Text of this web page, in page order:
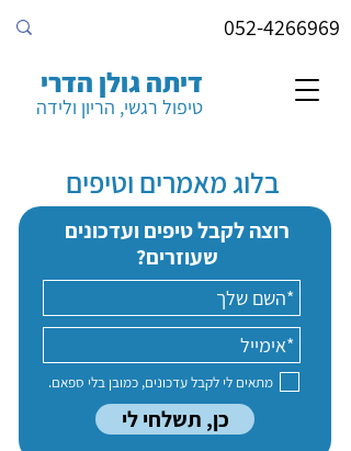
דיתה גולן הדרי
טיפול רגשי, הריון ולידה
052-4266969
בלוג מאמרים וטיפים
רוצה לקבל טיפים ועדכונים
שעוזרים?
מתאים לי לקבל עדכונים, כמובן בלי ספאם.
כן, תשלחי לי